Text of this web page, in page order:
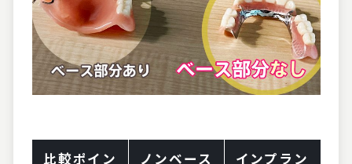
比較ポイン
ノンベース
インプラン